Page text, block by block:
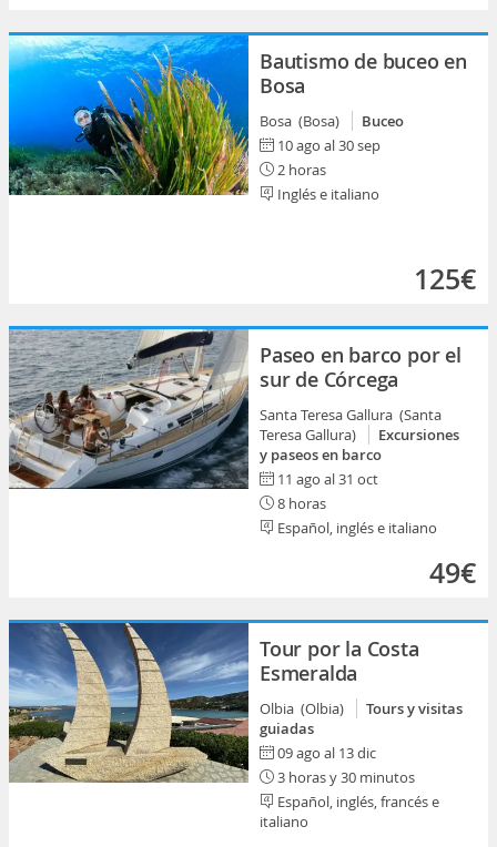
Bautismo de buceo en
Bosa
Bosa (Bosa)
Buceo
10 ago al 30 sep
2 horas
Inglés e italiano
125€
Paseo en barco por el
sur de Córcega
Santa Teresa Gallura (Santa
Teresa Gallura)
Excursiones
y paseos en barco
11 ago al 31 oct
8 horas
Español, inglés e italiano
49€
Tour por la Costa
Esmeralda
Olbia (Olbia)
Tours y visitas
guiadas
09 ago al 13 dic
3 horas y 30 minutos
Español, inglés, francés e
italiano